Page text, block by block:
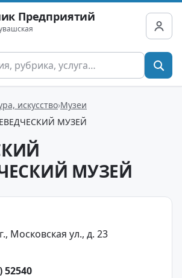
Предприятий
искусство Музеи
МУЗЕЙ
МУЗЕЙ
Московская ул., д. 23
52540